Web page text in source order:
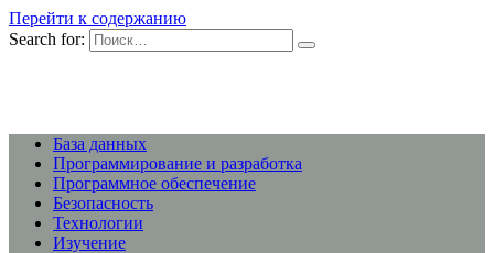
Перейти к содержанию
Search for:
База данных
Программирование и разработка
Программное обеспечение
Безопасность
Технологии
Изучение